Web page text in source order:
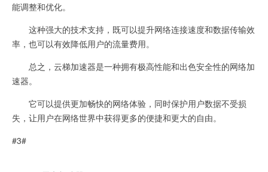
能调整和优化。
这种强大的技术支持，既可以提升网络连接速度和数据传输效
率，也可以有效降低用户的流量费用。
总之，云梯加速器是一种拥有极高性能和出色安全性的网络加
速器。
它可以提供更加畅快的网络体验，同时保护用户数据不受损
失，让用户在网络世界中获得更多的便捷和更大的自由。
#3#